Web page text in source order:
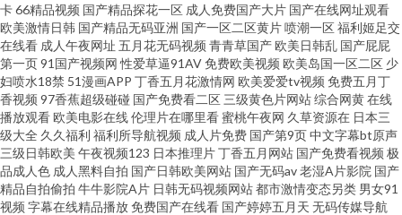
日韩午夜成人无码 影音先锋色情影院 五月天黄色视频 99re视频 黄色网入口
站 午夜婷婷激情 国产不卡在线一区 三级金典91 91网站在线入口 国产日韩精
品久久 四虎中文字幕 bt成人 欧美精品13 AV天堂伦理电影 第一福利 日韩妇女
性影城 肏屄久久 五月丁香成人社区 久草热久草com 成人在线不卡 日本A网址
91国内在线视频 国产97网 青娱乐打炮 色中色第一社区 91视色 蜜臀综合91色
卡66精品视频 国产精品探花一区 成人免费国产大片 国产在线网址观看
欧美激情日韩 国产精品无码亚洲 国产一区二区黄片喷潮一区福利姬足交
在线看 成人午夜网址 五月花无码视频 青青草国产欧美日韩乱 国产屁屁
第一页91国产视频网 性爱草逼91AV免费欧美视频 欧美岛国一区二区 少
妇喷水18禁 51漫画APP 丁香五月花激情网 欧美爱爱tv视频 免费五月丁
香视频 97香蕉超级碰碰 国产免费看二区 三级黄色片网站综合网黄在线
播放观看欧美电影在线伦理片在哪里看蜜桃午夜网 久草资源在 日本三
级大全 久久福利 福利所导航视频 成人片免费 国产第9页中文字幕bt原声
三级日韩欧美 午夜视频123 日本推理片丁香五月网站 国产免费看视频 极
品成人色 成人黑料自拍 国产日韩欧美网站 国产无码av老湿A片影院 国产
精品自拍偷拍 牛牛影院A片 日韩无码视频网站都市激情变态另类 男女91
视频 字幕在线精品播放免费国产在线看 国产婷婷五月天 无码传媒导航